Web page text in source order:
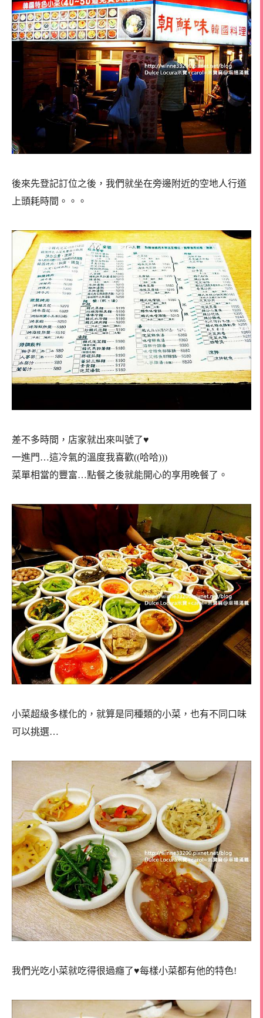
後來先登記訂位之後，我們就坐在旁邊附近的空地人行道
上頭耗時間。。。
差不多時間，店家就出來叫號了♥
一進門…這冷氣的溫度我喜歡((哈哈)))
菜單相當的豐富…點餐之後就能開心的享用晚餐了。
小菜超級多樣化的，就算是同種類的小菜，也有不同口味
可以挑選…
我們光吃小菜就吃得很過癮了♥每樣小菜都有他的特色!